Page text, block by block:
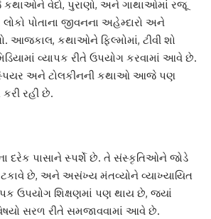
કથાઓને વેદો, પુરાણો, અને ગાથાઓમાં રજૂ
પોતાના જીવનના અહેમ્દારો અને
આજકાલ, કથાઓને ફિલ્મોમાં, ટીવી શો
વ્યાપક રીતે ઉપયોગ કરવામાં આવે છે.
અને ટોલકીનની કથાઓ આજે પણ
રહી છે.
દરેક પાસાને સ્પર્શે છે. તે સંસ્કૃતિઓને જોડે
છે, અને અસંખ્ય મંતવ્યોને વ્યાખ્યાયિત
ઉપયોગ શિક્ષણમાં પણ થાય છે, જ્યાં
સરળ રીતે સમજાવવામાં આવે છે.